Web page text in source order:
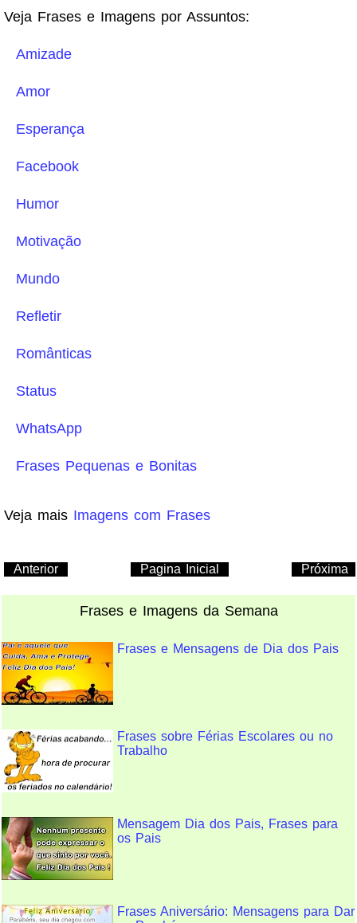
Veja Frases e Imagens por Assuntos:
Amizade
Amor
Esperança
Facebook
Humor
Motivação
Mundo
Refletir
Românticas
Status
WhatsApp
Frases Pequenas e Bonitas
Veja mais Imagens com Frases
Anterior Próxima
Pagina Inicial
Frases e Imagens da Semana
Frases e Mensagens de Dia dos Pais
Frases sobre Férias Escolares ou no
Trabalho
Mensagem Dia dos Pais, Frases para
os Pais
Frases Aniversário: Mensagens para Dar